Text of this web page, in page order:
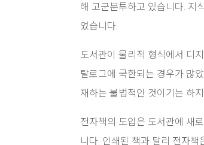
해 고군분투하고 있습니다. 지
었습니다.
도서관이 물리적 형식에서 디
탈로그에 국한되는 경우가 많
재하는 불법적인 것이기는 하
전자책의 도입은 도서관에 새
니다. 인쇄된 책과 달리 전자